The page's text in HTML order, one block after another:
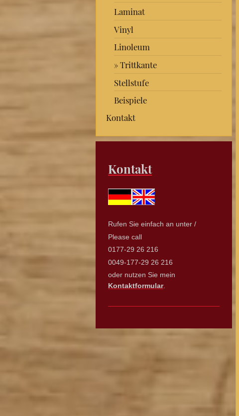
Laminat
Vinyl
Linoleum
Trittkante
Stellstufe
Beispiele
Kontakt
Kontakt
Rufen Sie einfach an unter /
Please call
0177-29 26 216
0049-177-29 26 216
oder nutzen Sie mein
Kontaktformular.